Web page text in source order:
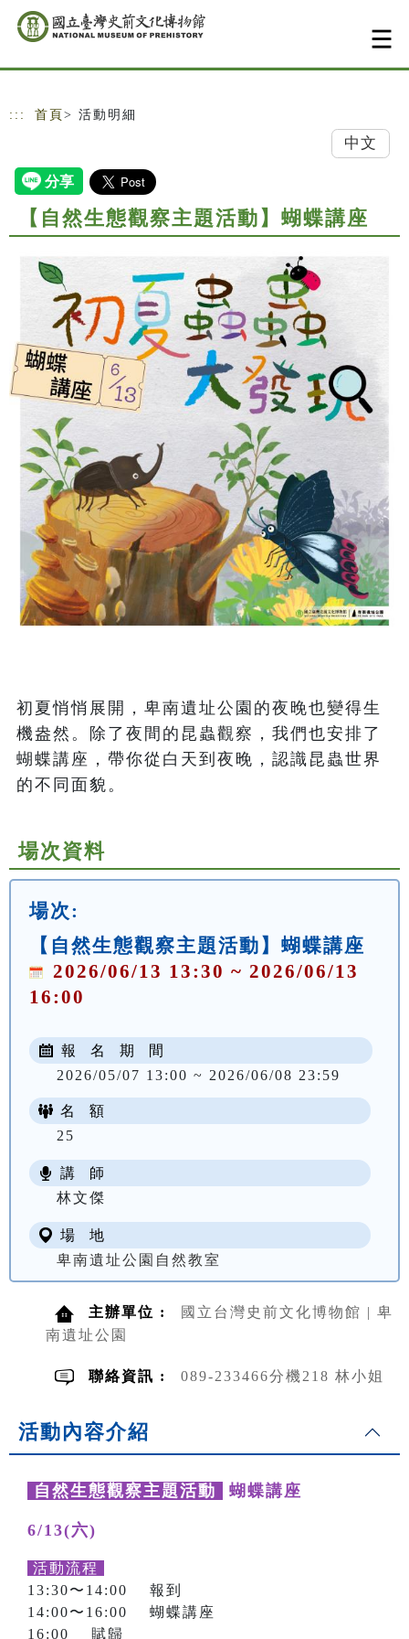
跳到主要內容
網站導覽
::: 首頁 > 活動明細
中文
【自然生態觀察主題活動】蝴蝶講座
初夏悄悄展開，卑南遺址公園的夜晚也變得生
機盎然。除了夜間的昆蟲觀察，我們也安排了
蝴蝶講座，帶你從白天到夜晚，認識昆蟲世界
的不同面貌。
場次資料
場次:
【自然生態觀察主題活動】蝴蝶講座
2026/06/13 13:30 ~ 2026/06/13
16:00
報 名 期 間
2026/05/07 13:00 ~ 2026/06/08 23:59
名 額
25
講 師
林文傑
場 地
卑南遺址公園自然教室
主辦單位 :
國立台灣史前文化博物館 | 卑
南遺址公園
聯絡資訊 : 089-233466分機218 林小姐
活動內容介紹
自然生態觀察主題活動 蝴蝶講座
6/13(六)
活動流程
13:30〜14:00 報到
14:00〜16:00 蝴蝶講座
16:00 賦歸